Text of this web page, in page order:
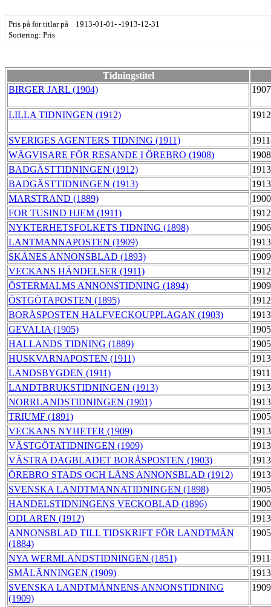
Pris på för titlar på 1913-01-01- -1913-12-31
Sortering: Pris
Tidningstitel
BIRGER JARL (1904)
LILLA TIDNINGEN (1912)
SVERIGES AGENTERS TIDNING (1911)
WÄGVISARE FÖR RESANDE I ÖREBRO (1908)
BADGÄSTTIDNINGEN (1912)
BADGÄSTTIDNINGEN (1913)
MARSTRAND (1889)
FOR TUSIND HJEM (1911)
NYKTERHETSFOLKETS TIDNING (1898)
LANTMANNAPOSTEN (1909)
SKÅNES ANNONSBLAD (1893)
VECKANS HÄNDELSER (1911)
ÖSTERMALMS ANNONSTIDNING (1894)
ÖSTGÖTAPOSTEN (1895)
BORÅSPOSTEN HALFVECKOUPPLAGAN (1903)
GEVALIA (1905)
HALLANDS TIDNING (1889)
HUSKVARNAPOSTEN (1911)
LANDSBYGDEN (1911)
LANDTBRUKSTIDNINGEN (1913)
NORRLANDSTIDNINGEN (1901)
TRIUMF (1891)
VECKANS NYHETER (1909)
VÄSTGÖTATIDNINGEN (1909)
VÄSTRA DAGBLADET BORÅSPOSTEN (1903)
ÖREBRO STADS OCH LÄNS ANNONSBLAD (1912)
SVENSKA LANDTMANNATIDNINGEN (1898)
HANDELSTIDNINGENS VECKOBLAD (1896)
ODLAREN (1912)
ANNONSBLAD TILL TIDSKRIFT FÖR LANDTMÄN
(1884)
NYA WERMLANDSTIDNINGEN (1851)
SMÅLÄNNINGEN (1909)
SVENSKA LANDTMÄNNENS ANNONSTIDNING
(1909)